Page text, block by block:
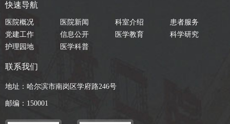
快速导航
医院概况 医院新闻 科室介绍
患者服务
党建工作
信息公开 医学教育
科学研究
护理园地
医学科普
联系我们
地址：哈尔滨市南岗区学府路246号
邮编：150001